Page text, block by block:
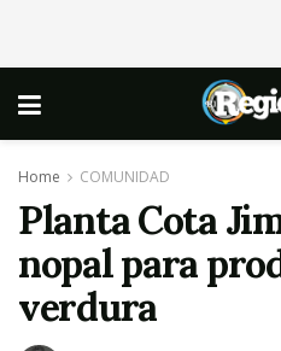
Home COMUNIDAD
Planta Cota
nopal para
verdura